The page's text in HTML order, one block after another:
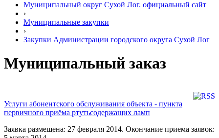
Муниципальный округ Сухой Лог. официальный сайт
›
Муниципальные закупки
›
Закупки Администрации городского округа Сухой Лог
Муниципальный заказ
Услуги абонентского обслуживания объекта - пункта
первичного приёма ртутьсодержащих ламп
Заявка размещена: 27 февраля 2014. Окончание приема заявок: